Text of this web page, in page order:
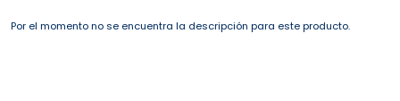
Por el momento no se encuentra la descripción para este producto.